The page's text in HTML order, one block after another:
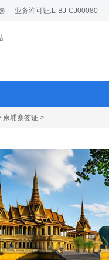
业务许可证:L-BJ-CJ00080
柬埔寨签证 >